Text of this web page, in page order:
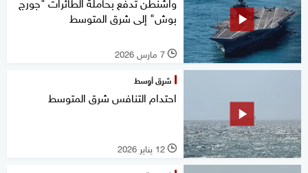
بوش" إلى شرق المتوسط
l 7 مارس 2026
شرق أوسط
احتدام التنافس شرق المتوسط
l 12 يناير 2026